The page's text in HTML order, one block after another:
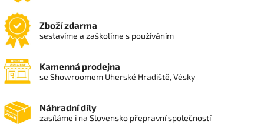
Zboží zdarma
sestavíme a zaškolíme s používáním
Kamenná prodejna
se Showroomem Uherské Hradiště, Vésky
Náhradní díly
zasíláme i na Slovensko přepravní společností